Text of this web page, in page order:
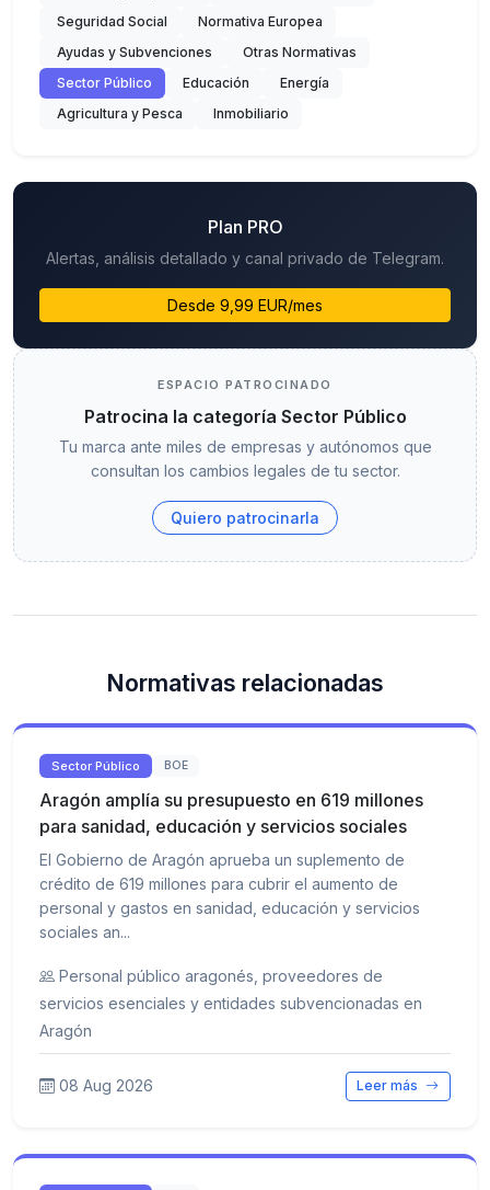
Seguridad Social
Normativa Europea
Ayudas y Subvenciones
Otras Normativas
Sector Público
Educación
Energía
Agricultura y Pesca
Inmobiliario
Plan PRO
Alertas, análisis detallado y canal privado de Telegram.
Desde 9,99 EUR/mes
ESPACIO PATROCINADO
Patrocina la categoría Sector Público
Tu marca ante miles de empresas y autónomos que
consultan los cambios legales de tu sector.
Quiero patrocinarla
Normativas relacionadas
Sector Público BOE
Aragón amplía su presupuesto en 619 millones
para sanidad, educación y servicios sociales
El Gobierno de Aragón aprueba un suplemento de
crédito de 619 millones para cubrir el aumento de
personal y gastos en sanidad, educación y servicios
sociales an...
Personal público aragonés, proveedores de
servicios esenciales y entidades subvencionadas en
Aragón
08 Aug 2026 Leer más